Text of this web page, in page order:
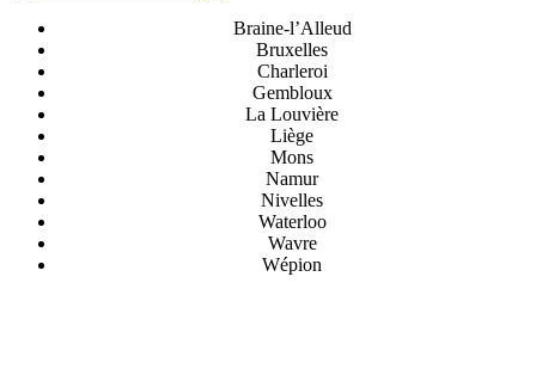
Braine-l’Alleud
Bruxelles
Charleroi
Gembloux
La Louvière
Liège
Mons
Namur
Nivelles
Waterloo
Wavre
Wépion